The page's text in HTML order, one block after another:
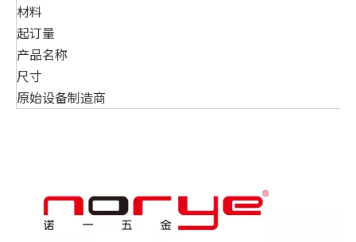
材料
起订量
产品名称
尺寸
原始设备制造商